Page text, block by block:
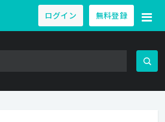
ログイン 無料登録